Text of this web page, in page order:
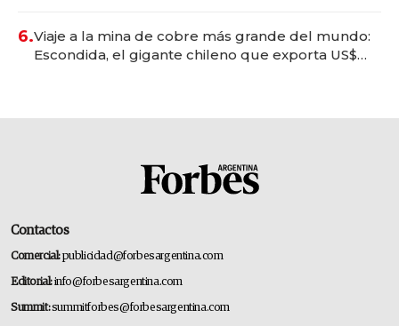
6.Viaje a la mina de cobre más grande del mundo:
Escondida, el gigante chileno que exporta US$
Contactos
Comercial:publicidad@forbesargentina.com
Editorial:info@forbesargentina.com
Summit:summitforbes@forbesargentina.com